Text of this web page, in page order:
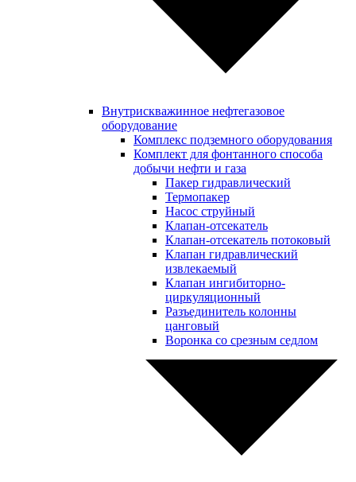
Внутрискважинное нефтегазовое
оборудование
Комплекс подземного оборудования
Комплект для фонтанного способа
добычи нефти и газа
Пакер гидравлический
Термопакер
Насос струйный
Клапан-отсекатель
Клапан-отсекатель потоковый
Клапан гидравлический
извлекаемый
Клапан ингибиторно-
циркуляционный
Разъединитель колонны
цанговый
Воронка со срезным седлом